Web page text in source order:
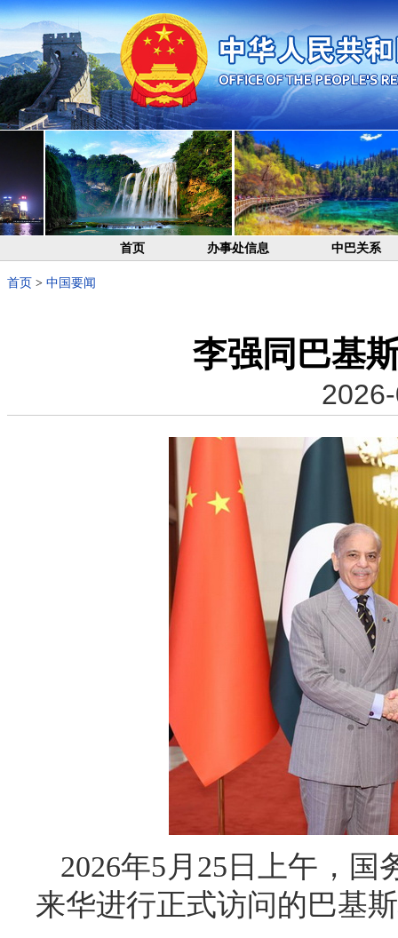
首页 办事处信息 中巴关系
首页 > 中国要闻
李强同巴基
2026年5月25日上午，
来华进行正式访问的巴基